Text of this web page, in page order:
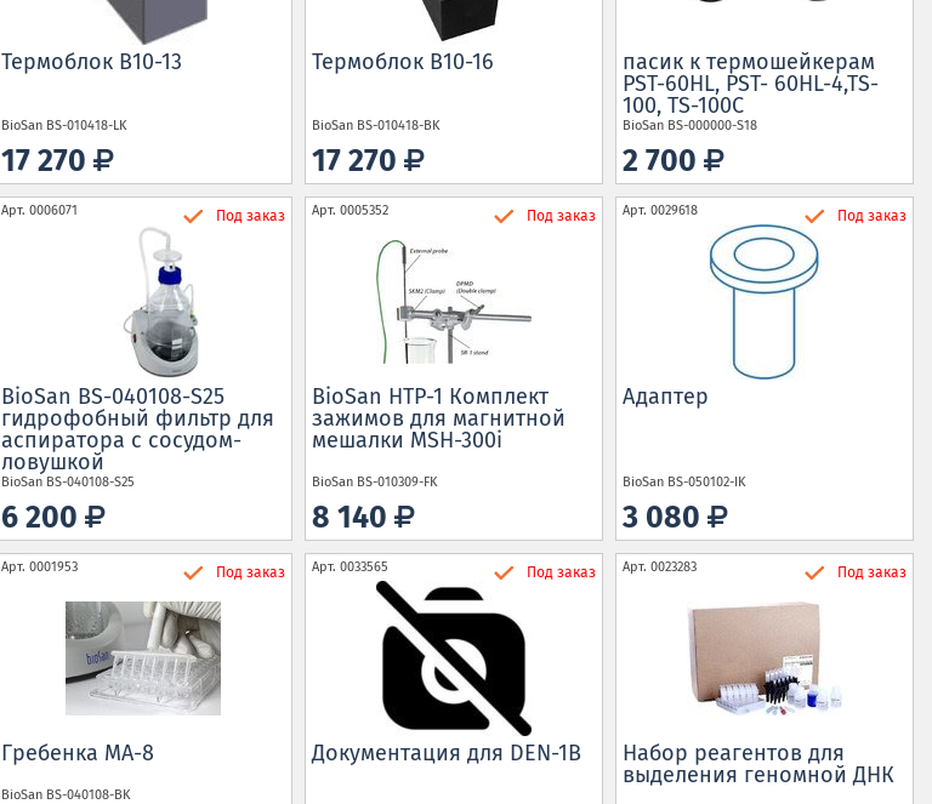
Термоблок B10-13
BioSan BS-010418-LK
17 270
Термоблок B10-16
BioSan BS-010418-BK
17 270
пасик к термошейкерам
PST-60HL, PST- 60HL-4,TS-
100, TS-100C
BioSan BS-000000-S18
2 700
Арт. 0006071 Под заказ
BioSan BS-040108-S25
гидрофобный фильтр для
аспиратора с сосудом-
ловушкой
BioSan BS-040108-S25
6 200
Арт. 0005352 Под заказ
BioSan HTP-1 Комплект
зажимов для магнитной
мешалки MSH-300i
BioSan BS-010309-FK
8 140
Арт. 0029618 Под заказ
Адаптер
BioSan BS-050102-IK
3 080
Арт. 0001953 Под заказ
Гребенка MA-8
BioSan BS-040108-BK
Арт. 0033565 Под заказ
Документация для DEN-1B
Арт. 0023283 Под заказ
Набор реагентов для
выделения геномной ДНК